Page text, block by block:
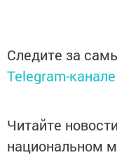
Следите за
Telegram-канале
Читайте
национальном